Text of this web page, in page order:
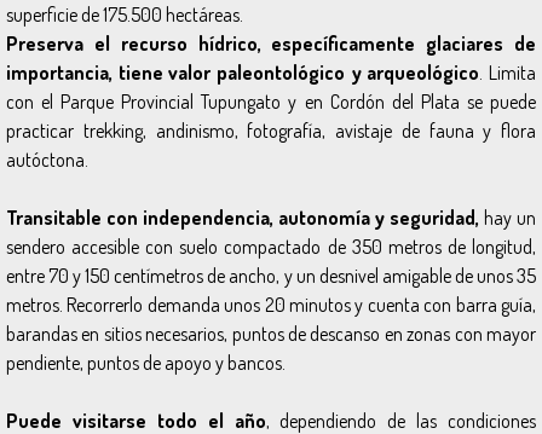
superficie de 175.500 hectáreas.
Preserva el recurso hídrico, específicamente glaciares de
importancia, tiene valor paleontológico y arqueológico . Limita
con el Parque Provincial Tupungato y en Cordón del Plata se puede
practicar trekking, andinismo, fotografía, avistaje de fauna y flora
autóctona.
Transitable con independencia, autonomía y seguridad, hay un
sendero accesible con suelo compactado de 350 metros de longitud,
entre 70 y 150 centímetros de ancho, y un desnivel amigable de unos 35
metros. Recorrerlo demanda unos 20 minutos y cuenta con barra guía,
barandas en sitios necesarios, puntos de descanso en zonas con mayor
pendiente, puntos de apoyo y bancos.
Puede visitarse todo el año, dependiendo de las condiciones